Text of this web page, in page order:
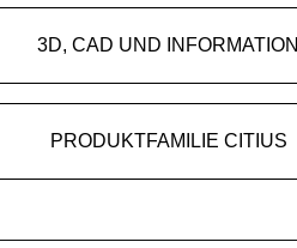
3D, CAD UND INFORMATION
PRODUKTFAMILIE CITIUS